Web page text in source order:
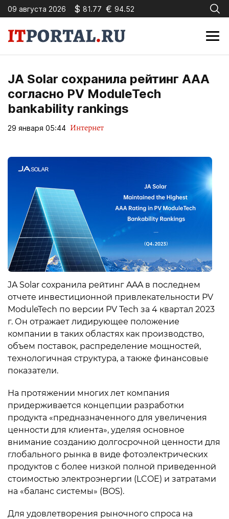
09 августа 2026 $ 81.77 € 94.52
JA Solar сохранила рейтинг AAA
согласно PV ModuleTech
bankability rankings
29 января 05:44 Интернет
JA Solar сохранила рейтинг AAA в последнем
отчете инвестиционной привлекательности PV
ModuleTech по версии PV Tech за 4 квартал 2023
г. Он отражает лидирующее положение
компании в таких областях как производство,
объем поставок, распределение мощностей,
технологичная структура, а также финансовые
показатели.
На протяжении многих лет компания
придерживается концепции разработки
продукта «предназначенного для увеличения
ценности для клиента», уделяя основное
внимание созданию долгосрочной ценности для
глобального рынка в виде фотоэлектрических
продуктов с более низкой полной приведенной
стоимостью электроэнергии (LCOE) и затратами
на «баланс системы» (BOS).
Для удовлетворения рыночного спроса на